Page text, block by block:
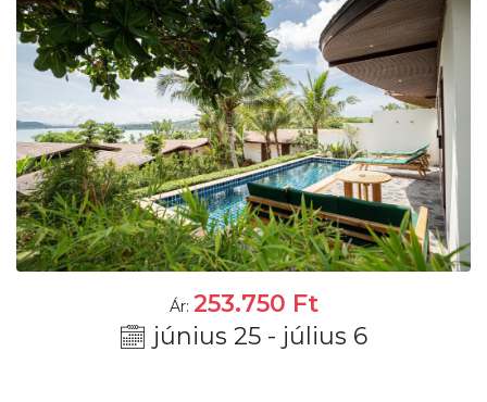
Ár: 253.750 Ft
június 25 - július 6